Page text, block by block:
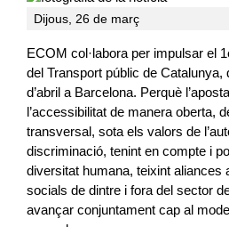
Dijous, 26 de març
ECOM col·labora per impulsar el
del Transport públic de Catalunya,
d’abril a Barcelona. Perquè
l’accessibilitat de manera oberta,
transversal, sota els valors de
discriminació, tenint en compte i
diversitat humana, teixint aliances
socials de dintre i fora del sector
avançar conjuntament cap al